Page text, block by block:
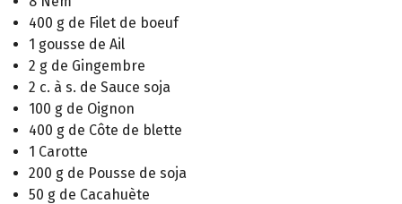
400 g de Filet de boeuf
1 gousse de Ail
2 g de Gingembre
2 c. à s. de Sauce soja
100 g de Oignon
400 g de Côte de blette
1 Carotte
200 g de Pousse de soja
50 g de Cacahuète